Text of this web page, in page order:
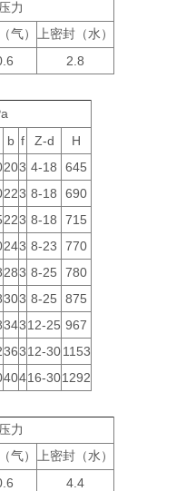
力
气） 上密封（水）
2.8
b f Z-d
H
203 4-18
645
223 8-18
690
223 8-18
715
243 8-23
770
283 8-25
780
303 8-25
875
34312-25 967
36312-301153
40416-301292
力
气） 上密封（水）
4.4